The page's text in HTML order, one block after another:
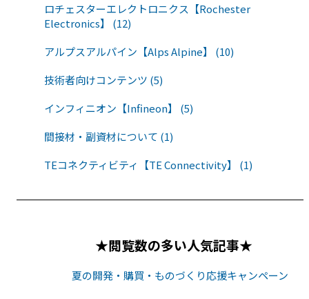
ロチェスターエレクトロニクス【Rochester
Electronics】 (12)
アルプスアルパイン【Alps Alpine】 (10)
技術者向けコンテンツ (5)
インフィニオン【Infineon】 (5)
間接材・副資材について (1)
TEコネクティビティ【TE Connectivity】 (1)
★閲覧数の多い人気記事★
夏の開発・購買・ものづくり応援キャンペーン